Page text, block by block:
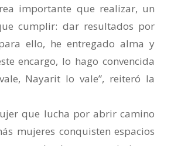
importante que realizar, un
cumplir: dar resultados por
ello, he entregado alma y
encargo, lo hago convencida
Nayarit lo vale”, reiteró la
que lucha por abrir camino
mujeres conquisten espacios